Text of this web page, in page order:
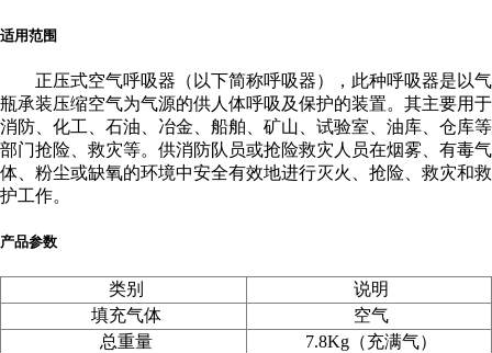
适用范围
正压式空气呼吸器（以下简称呼吸器），此种呼吸器是以气
瓶承装压缩空气为气源的供人体呼吸及保护的装置。其主要用于
消防、化工、石油、冶金、船舶、矿山、试验室、油库、仓库等
部门抢险、救灾等。供消防队员或抢险救灾人员在烟雾、有毒气
体、粉尘或缺氧的环境中安全有效地进行灭火、抢险、救灾和救
护工作。
产品参数
类别
说明
填充气体
空气
总重量
7.8Kg（充满气）